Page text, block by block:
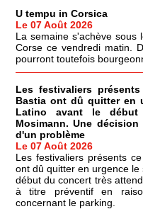
U tempu in Corsica
Le 07 Août 2026
La semaine s'achève sous
Corse ce vendredi matin.
pourront toutefois
Les festivaliers
Bastia ont dû quitter en
Latino avant le
Mosimann. Une
d'un problème
Le 07 Août 2026
Les festivaliers présents
ont dû quitter en urgence
début du concert très
à titre préventif en
concernant le parking.